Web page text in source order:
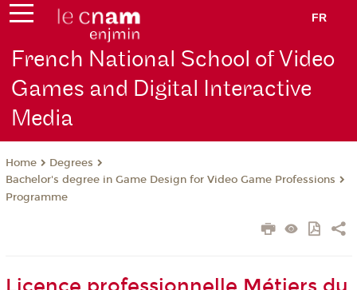
FR
French National School of Video
Games and Digital Interactive
Media
Home
Degrees
Bachelor's degree in Game Design for Video Game Professions
Programme